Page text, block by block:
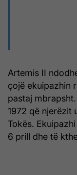
Artemis II
çojë ekuipazhin
pastaj
1972 që njerëzit
Tokës.
6 prill dhe të